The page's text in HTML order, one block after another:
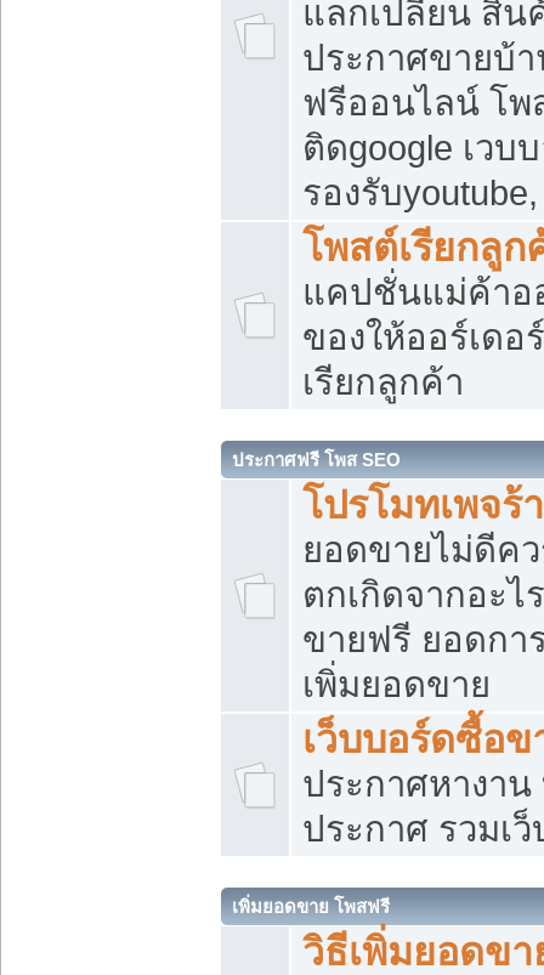
แลกเปลี่ยน สิน
ประกาศขายบ้
ฟรีออนไลน์ โพ
ติดgoogle เวบ
รองรับ
โพสต์เรียกลูก
แคปชั่นแม่ค้าอ
ของให้ออร์เดอ
เรียกลูกค้า
ประกาศฟรี โพส SEO
โปรโมทเพจร้
ยอดขายไม่ดีค
ตกเกิดจากอะไ
ขายฟรี ยอดกา
เพิ่มยอดขาย
เว็บบอร์ดซื้อข
ประกาศหางาน
ประกาศ รวมเ
เพิ่มยอดขาย โพสฟรี
วิธีเพิ่มยอดข